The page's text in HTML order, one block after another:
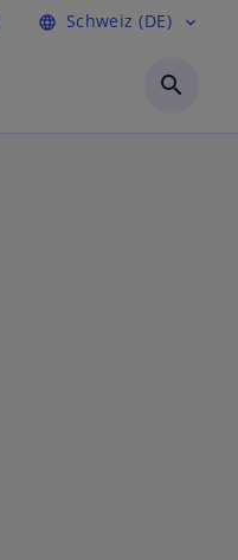
language Schweiz (DE) expand_more
search